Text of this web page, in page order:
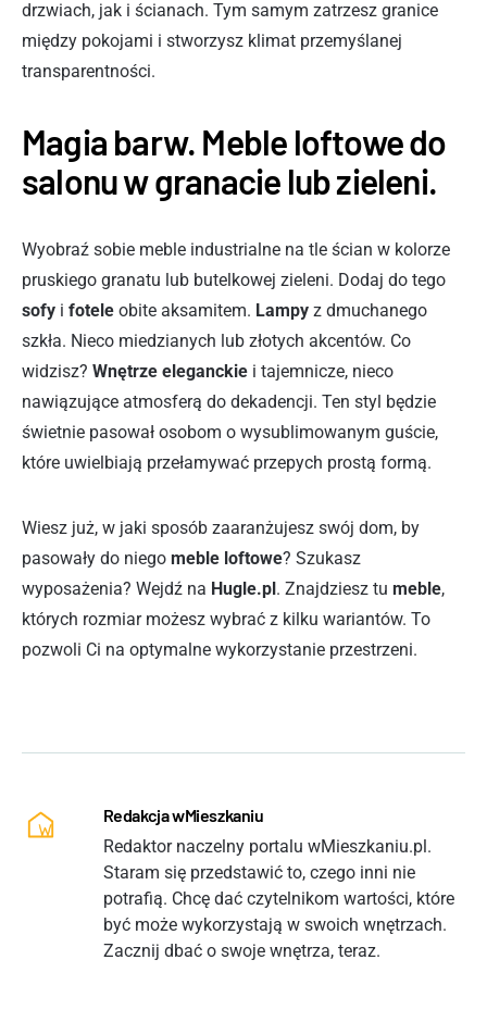
drzwiach, jak i ścianach. Tym samym zatrzesz granice
między pokojami i stworzysz klimat przemyślanej
transparentności.
Magia barw. Meble loftowe do
salonu w granacie lub zieleni.
Wyobraź sobie meble industrialne na tle ścian w kolorze
pruskiego granatu lub butelkowej zieleni. Dodaj do tego
sofy i fotele obite aksamitem. Lampy z dmuchanego
szkła. Nieco miedzianych lub złotych akcentów. Co
widzisz? Wnętrze eleganckie i tajemnicze, nieco
nawiązujące atmosferą do dekadencji. Ten styl będzie
świetnie pasował osobom o wysublimowanym guście,
które uwielbiają przełamywać przepych prostą formą.
Wiesz już, w jaki sposób zaaranżujesz swój dom, by
pasowały do niego meble loftowe? Szukasz
wyposażenia? Wejdź na Hugle.pl. Znajdziesz tu meble,
których rozmiar możesz wybrać z kilku wariantów. To
pozwoli Ci na optymalne wykorzystanie przestrzeni.
Redakcja wMieszkaniu
Redaktor naczelny portalu wMieszkaniu.pl.
Staram się przedstawić to, czego inni nie
potrafią. Chcę dać czytelnikom wartości, które
być może wykorzystają w swoich wnętrzach.
Zacznij dbać o swoje wnętrza, teraz.